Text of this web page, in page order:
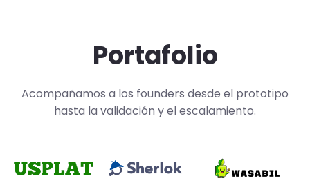
Portafolio
Acompañamos a los founders desde el prototipo
hasta la validación y el escalamiento.